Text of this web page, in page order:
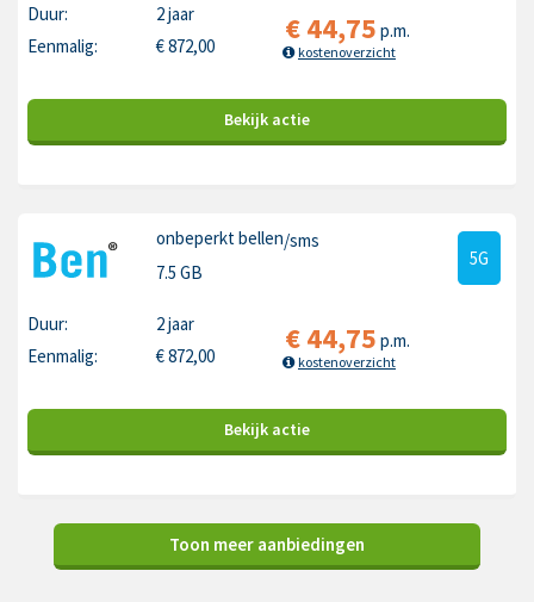
Duur:
2 jaar
Eenmalig:
€872,00 €44,75 p.m.
kostenoverzicht
Bekijk actie
onbeperkt bellen/sms
7.5 GB
5G
Duur:
2 jaar
Eenmalig:
€872,00 €44,75 p.m.
kostenoverzicht
Bekijk actie
Toon meer aanbiedingen